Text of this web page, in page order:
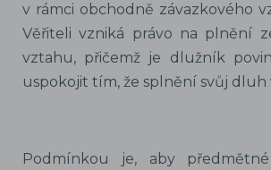
v rámci obchodně závazkového
Věřiteli vzniká právo na plnění
vztahu, přičemž je dlužník
uspokojit tím, že splnění svůj dluh
Podmínkou je, aby